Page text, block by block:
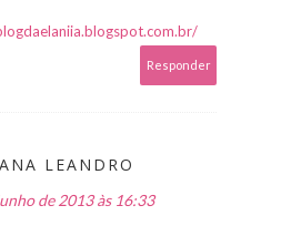
Responder
LEANDRO
de 2013 às 16:33